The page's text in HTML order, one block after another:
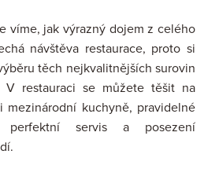
víme, jak výrazný dojem z celého
návštěva restaurace, proto si
těch nejkvalitnějších surovin
V restauraci se můžete těšit na
mezinárodní kuchyně, pravidelné
perfektní servis a posezení